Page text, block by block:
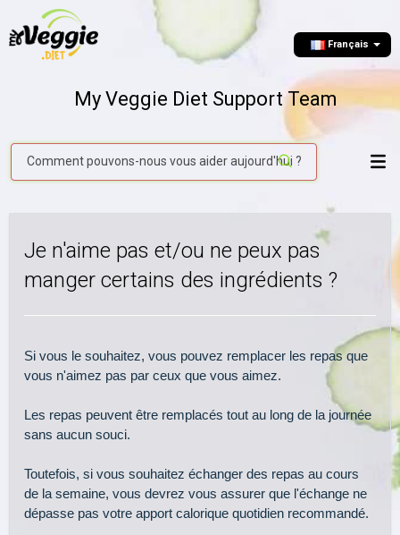
Français
My Veggie Diet Support Team
Je n'aime pas et/ou ne peux pas
manger certains des ingrédients ?
Si vous le souhaitez, vous pouvez remplacer les repas que
vous n'aimez pas par ceux que vous aimez.
Les repas peuvent être remplacés tout au long de la journée
sans aucun souci.
Toutefois, si vous souhaitez échanger des repas au cours
de la semaine, vous devrez vous assurer que l'échange ne
dépasse pas votre apport calorique quotidien recommandé.